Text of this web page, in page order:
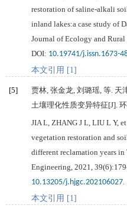
restoration of saline-alkali
inland lakes:a case study of
Journal of Ecology and
DOI: 10.19741/j.issn.1673-
本文引用 [1]
[5]
贾林, 张金龙, 刘璐瑶, 等.
土壤理化性质变异特征[J].
JIA L, ZHANG J L, LIU L Y,
vegetation restoration and
different reclamation years
Engineering, 2021, 39
10.13205/j.hjgc.202106027.
本文引用 [1]